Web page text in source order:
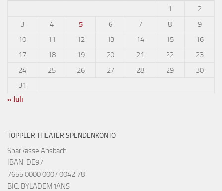
1
2
3
4 5 6 7 8
9
10
11 12 13 14 15
16
17
18 19 20 21 22
23
24
25 26 27 28 29
30
31
« Juli
TOPPLER THEATER SPENDENKONTO
Sparkasse Ansbach
IBAN: DE97
7655 0000 0007 0042 78
BIC: BYLADEM1ANS